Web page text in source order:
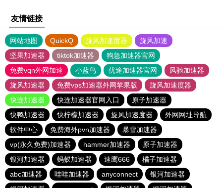
友情链接
网站地图 QuickQ 旋风加速度器
旋风加速
坚果加速器
tiktok加速器
狗急加速器官网
免费vqn外网加速
小蓝鸟 优途加速器官网
风驰加速器
旋风加速器
免费vps加速器外网苹果版
旋风加速度器
快连加速器
快连加速器官网入口
原子加速器
快鸭加速器
快柠檬加速器 旋风加速度器
外网网址导航
软件中心
免费海外pvn加速器
暴雪加速器
vp(永久免费)加速器
hammer加速器
原子加速器
银河加速器
蚂蚁加速器 速鹰666
橘子加速器
abc加速器
哇哇加速器 anyconnect
银河加速器